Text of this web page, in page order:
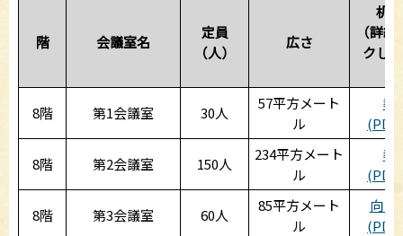
階 会議室名
定員
（人）
広さ
机
（詳
クし
8階 第1会議室 30人
57平方メート
ル
教
8階 第2会議室 150人
234平方メート
ル
教
8階 第3会議室 60人
85平方メート
ル
向い